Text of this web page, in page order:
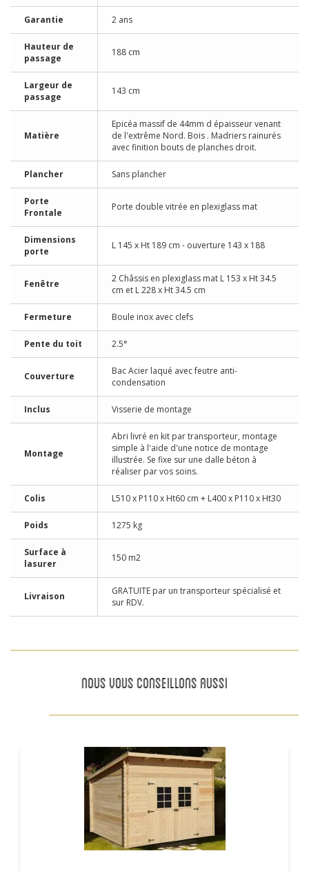
Garantie 2 ans
Hauteur de
passage
188 cm
Largeur de
passage
143 cm
Matière
Epicéa massif de 44mm d épaisseur venant
de l'extrême Nord. Bois . Madriers rainurés
avec finition bouts de planches droit.
Plancher Sans plancher
Porte
Frontale
Porte double vitrée en plexiglass mat
Dimensions
porte
L 145 x Ht 189 cm - ouverture 143 x 188
Fenêtre
2 Châssis en plexiglass mat L 153 x Ht 34.5
cm et L 228 x Ht 34.5 cm
Fermeture Boule inox avec clefs
Pente du toit 2.5°
Couverture
Bac Acier laqué avec feutre anti-
condensation
Inclus Visserie de montage
Montage
Abri livré en kit par transporteur, montage
simple à l'aide d'une notice de montage
illustrée. Se fixe sur une dalle béton à
réaliser par vos soins.
Colis L510 x P110 x Ht60 cm + L400 x P110 x Ht30
Poids 1275 kg
Surface à
lasurer
150 m2
Livraison
GRATUITE par un transporteur spécialisé et
sur RDV.
NOUS VOUS CONSEILLONS AUSSI